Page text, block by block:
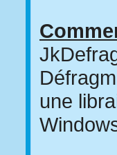
une